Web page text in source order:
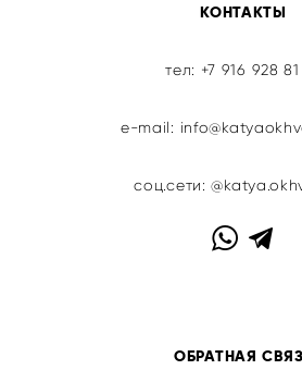
КОНТАКТЫ
тел: +7 916 928
e-mail:
соц.сети:
ОБРАТНАЯ